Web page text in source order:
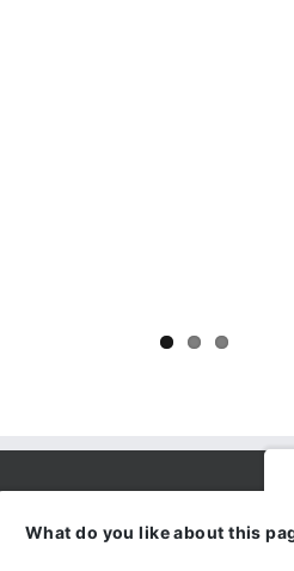
What do you like about this